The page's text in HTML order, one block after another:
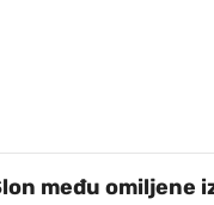
među omiljene